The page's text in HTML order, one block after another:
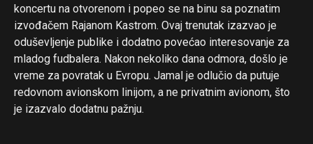
koncertu na otvorenom i popeo se na binu sa poznatim
izvođačem Rajanom Kastrom. Ovaj trenutak izazvao je
oduševljenje publike i dodatno povećao interesovanje za
mladog fudbalera. Nakon nekoliko dana odmora, došlo je
vreme za povratak u Evropu. Jamal je odlučio da putuje
redovnom avionskom linijom, a ne privatnim avionom, što
je izazvalo dodatnu pažnju.